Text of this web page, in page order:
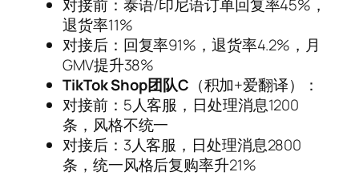
对接前：泰语/印尼语订单回复率45%，
退货率11%
对接后：回复率91%，退货率4.2%，月
GMV提升38%
TikTok Shop团队C （积加+爱翻译）：
对接前：5人客服，日处理消息1200
条，风格不统一
对接后：3人客服，日处理消息2800
条，统一风格后复购率升21%